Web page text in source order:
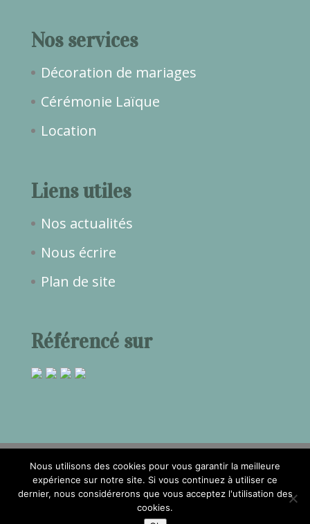
Nos services
Décoration de mariages
Cérémonie Laïque
Location
Liens utiles
Nos actualités
Nous écrire
Plan de site
Référencé sur
2017©Temps de Rêve -Mentions
Nous utilisons des cookies pour vous garantir la meilleure
expérience sur notre site. Si vous continuez à utiliser ce
dernier, nous considérerons que vous acceptez l'utilisation des
cookies.